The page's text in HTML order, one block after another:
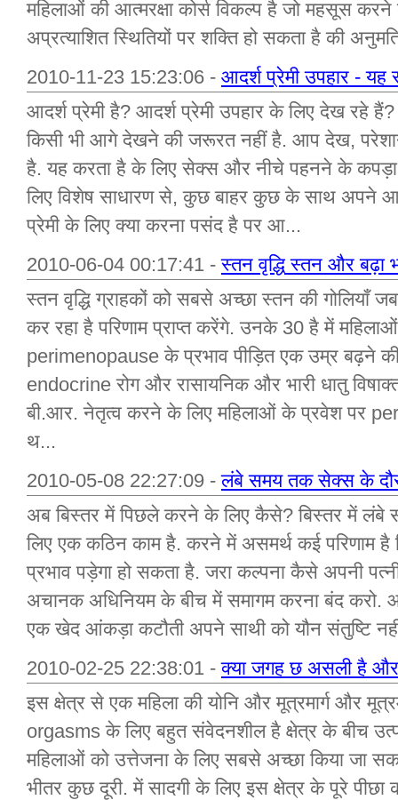
महिलाओं की आत्मरक्षा कोर्स विकल्प है जो महसूस
अप्रत्याशित स्थितियों पर शक्ति हो सकता है की
2010-11-23 15:23:06 - आदर्श प्रेमी उपहार - यह
आदर्श प्रेमी है? आदर्श प्रेमी उपहार के लिए देख रहे
किसी भी आगे देखने की जरूरत नहीं है. आप देख,
है. यह करता है के लिए सेक्स और नीचे पहनने के कपड़ा
लिए विशेष साधारण से, कुछ बाहर कुछ के साथ अपने
प्रेमी के लिए क्या करना पसंद है पर आ...
2010-06-04 00:17:41 -स्तन वृद्धि स्तन और बढ़ा
स्तन वृद्धि ग्राहकों को सबसे अच्छा स्तन की गोलियाँ
कर रहा है परिणाम प्राप्त करेंगे. उनके 30 है में
perimenopause के प्रभाव पीड़ित एक उम्र बढ़ने
endocrine रोग और रासायनिक और भारी धातु
बी.आर. नेतृत्व करने के लिए महिलाओं के प्रवेश पर
थ...
2010-05-08 22:27:09 -लंबे समय तक सेक्स के
अब बिस्तर में पिछले करने के लिए कैसे? बिस्तर में लंबे
लिए एक कठिन काम है. करने में असमर्थ कई परिणाम
प्रभाव पड़ेगा हो सकता है. जरा कल्पना कैसे अपनी
अचानक अधिनियम के बीच में समागम करना बंद
एक खेद आंकड़ा कटौती अपने साथी को यौन संतुष्टि
2010-02-25 22:38:01 -क्या जगह छ असली है और
इस क्षेत्र से एक महिला की योनि और मूत्रमार्ग और
orgasms के लिए बहुत संवेदनशील है क्षेत्र के बीच
महिलाओं को उत्तेजना के लिए सबसे अच्छा किया जा
भीतर कुछ दूरी. में सादगी के लिए इस क्षेत्र के पूरे पीछा